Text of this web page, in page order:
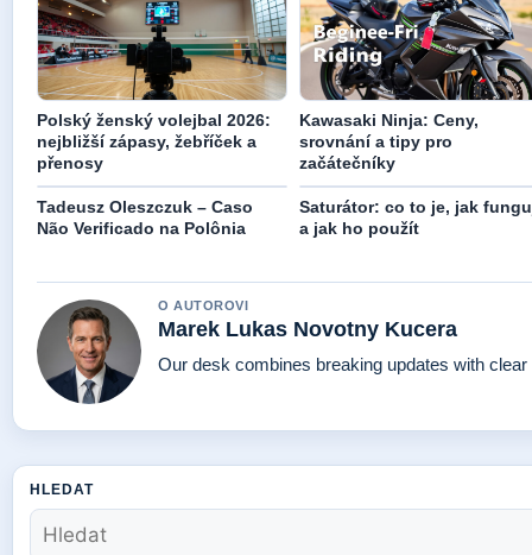
Polský ženský volejbal 2026:
nejbližší zápasy, žebříček a
přenosy
Kawasaki Ninja: Ceny,
srovnání a tipy pro
začátečníky
Tadeusz Oleszczuk – Caso
Não Verificado na Polônia
Saturátor: co to je, jak
a jak ho použít
O AUTOROVI
Marek Lukas Novotny Kucera
Our desk combines breaking updates with
HLEDAT